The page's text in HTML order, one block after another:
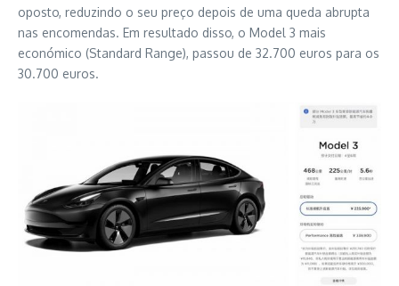
oposto, reduzindo o seu preço depois de uma queda abrupta
nas encomendas. Em resultado disso, o Model 3 mais
económico (Standard Range), passou de 32.700 euros para os
30.700 euros.